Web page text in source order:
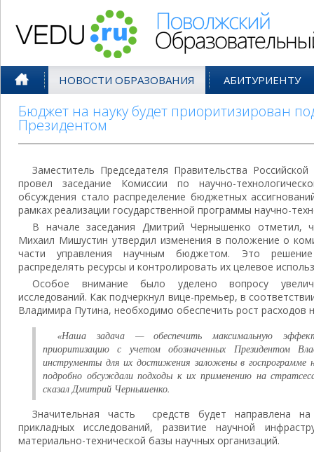
НОВОСТИ ОБРАЗОВАНИЯ АБИТУРИЕНТУ
Бюджет на науку будет приоритизирован
Президентом
Заместитель Председателя Правительства
провел заседание Комиссии по научно-
обсуждения стало распределение бюджетных
рамках реализации государственной программы научно-
В начале заседания Дмитрий Чернышенко отметил,
Михаил Мишустин утвердил изменения в положение о
части управления научным бюджетом. Это
распределять ресурсы и контролировать их целевое
Особое внимание было уделено вопросу
исследований. Как подчеркнул вице-премьер, в
Владимира Путина, необходимо обеспечить рост расходов
«Наша задача — обеспечить максимальную
приоритизацию с учетом обозначенных Президентом
инструменты для их достижения заложены в госпрограмме
подробно обсуждали подходы к их применению на
сказал Дмитрий Чернышенко.
Значительная часть средств будет направлена
прикладных исследований, развитие научной
материально-технической базы научных организаций.